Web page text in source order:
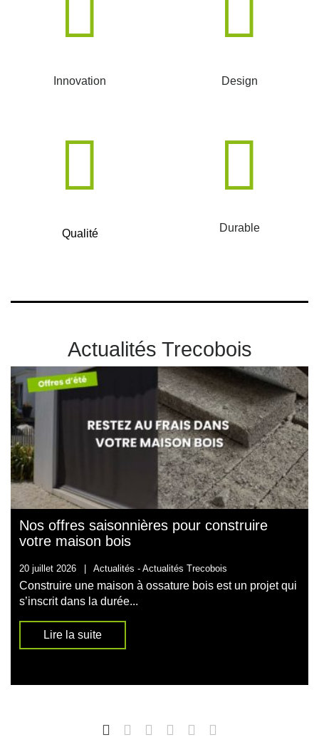
Innovation Design
Qualité Durable
Actualités Trecobois
Nos offres saisonnières pour construire
votre maison bois
20 juillet 2026 | Actualités - Actualités Trecobois
Construire une maison à ossature bois est un projet qui
s’inscrit dans la durée...
Lire la suite